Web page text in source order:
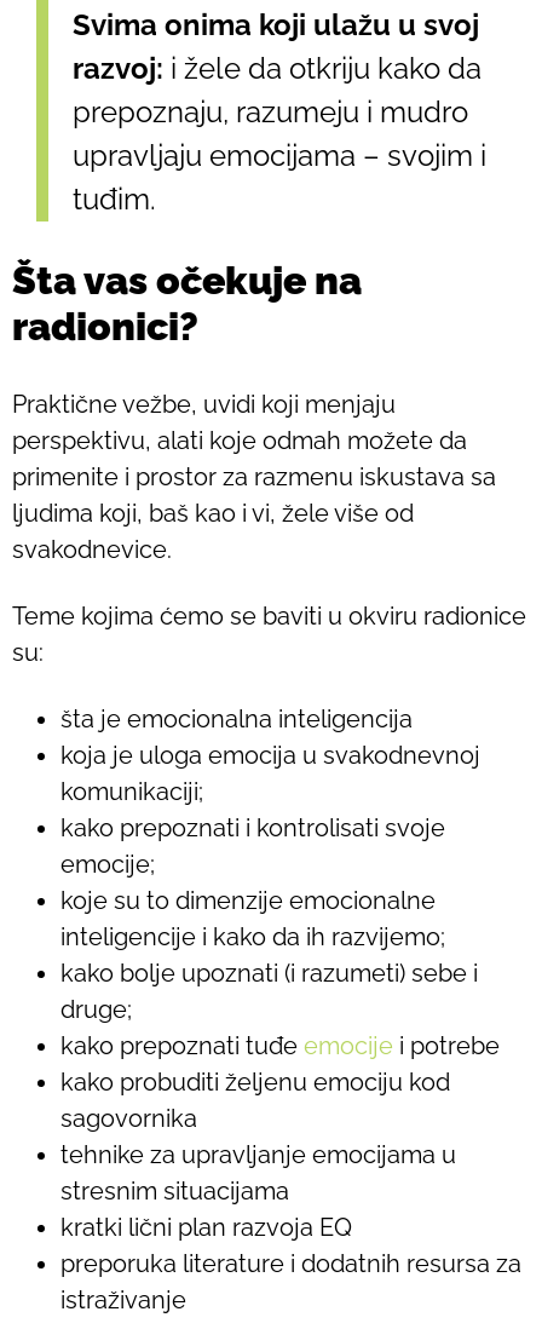
Svima onima koji ulažu u svoj
razvoj: i žele da otkriju kako da
prepoznaju, razumeju i mudro
upravljaju emocijama – svojim i
tuđim.
Šta vas očekuje na
radionici?
Praktične vežbe, uvidi koji menjaju
perspektivu, alati koje odmah možete da
primenite i prostor za razmenu iskustava sa
ljudima koji, baš kao i vi, žele više od
svakodnevice.
Teme kojima ćemo se baviti u okviru radionice
su:
šta je emocionalna inteligencija
koja je uloga emocija u svakodnevnoj
komunikaciji;
kako prepoznati i kontrolisati svoje
emocije;
koje su to dimenzije emocionalne
inteligencije i kako da ih razvijemo;
kako bolje upoznati (i razumeti) sebe i
druge;
kako prepoznati tuđe emocije i potrebe
kako probuditi željenu emociju kod
sagovornika
tehnike za upravljanje emocijama u
stresnim situacijama
kratki lični plan razvoja EQ
preporuka literature i dodatnih resursa za
istraživanje